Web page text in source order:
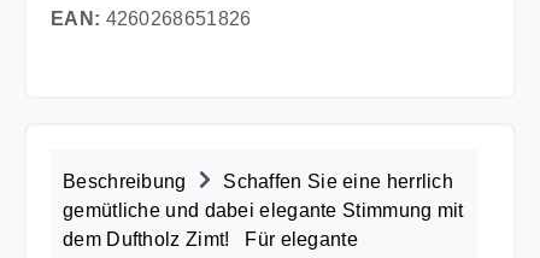
EAN: 4260268651826
Beschreibung
Schaffen Sie eine herrlich
gemütliche und dabei elegante Stimmung mit
dem Duftholz Zimt! Für elegante